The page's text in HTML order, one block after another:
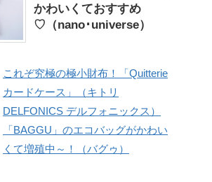
かわいくておすすめ
♡（nano･universe）
これぞ究極の極小財布！「Quitterie
カードケース」（キトリ
DELFONICS デルフォニックス）
「BAGGU」のエコバッグがかわい
くて増殖中～！（バグゥ）